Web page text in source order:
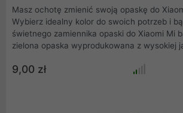
Masz ochotę zmienić swoją opaskę do
Wybierz idealny kolor do swoich potrzeb i
świetnego zamiennika opaski do Xiaomi Mi
zielona opaska wyprodukowana z wysokiej
użytkowaniu. Elegancka, łatwa w montażu i
9,00 zł